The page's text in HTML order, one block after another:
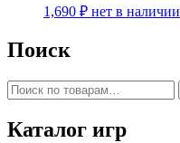
1,690 ₽ нет в наличии
Поиск
Искать:
Каталог игр